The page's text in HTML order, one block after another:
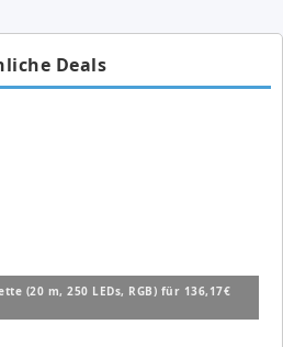
Deals
(20 m, 250 LEDs, RGB) für 136,17€